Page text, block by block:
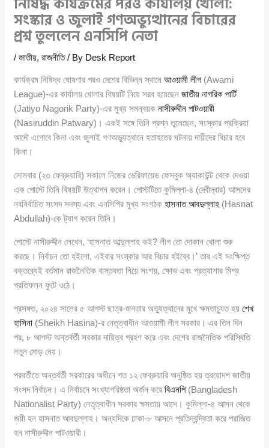
সংস্কার ও জুলাই গণঅভ্যুত্থানের বিচারের
প্রশ্ন তুললেন এনসিপি নেতা
/জাতীয়,রাজনীতি/ By Desk Report
কার্যক্রম নিষিদ্ধ ঘোষণার পরও দেশের বিভিন্ন স্থানেআওয়ামী লীগ (Awami
League)-এর কার্যালয় খোলার বিষয়টি নিয়ে সরব হয়েছেনজাতীয় নাগরিক পার্টি
(Jatiyo Nagorik Party)-এর মুখ্য সমন্বয়কনাসীরুদ্দীন পাটওয়ারী
(Nasiruddin Patwary)। একই সঙ্গে তিনি প্রশ্ন তুলেছেন, সংস্কার প্রক্রিয়া
আদৌ এগোবে কিনা এবং জুলাই গণঅভ্যুত্থানে হতাহতের ঘটনায় দায়ীদের বিচার হবে
কিনা।
সোমবার (২৩ ফেব্রুয়ারি) সকালে নিজের ভেরিফায়েড ফেসবুক অ্যাকাউন্ট থেকে দেওয়া
এক পোস্টে তিনি বিষয়টি উত্থাপন করেন। পোস্টটিতে কুমিল্লা-৪ (দেবীদ্বার) আসনের
নবনির্বাচিত সংসদ সদস্য এবং এনসিপির মুখ্য সংগঠকহাসনাত আবদুল্লাহ (Hasnat
Abdullah)-কে ট্যাগ করেন তিনি।
পোস্টে নাসীরুদ্দীন লেখেন, ‘হাসনাত আব্দুল্লাহ কই? লীগ তো দোকান খোলা শুরু
করছে। নির্বাচন তো হইলো, এইবার সংস্কার আর বিচার হইব্বে।’ তার এই সংক্ষিপ্ত
বক্তব্যেই বর্তমান রাজনৈতিক বাস্তবতা নিয়ে সংশয়, ক্ষোভ এবং প্রত্যাশার মিশ্র
প্রতিফলন ফুটে ওঠে।
প্রসঙ্গত, ২০২৪ সালের ৫ আগস্ট ছাত্র-জনতার অভ্যুত্থানের মুখে ক্ষমতাচ্যুত হয়শেখ
হাসিনা (Sheikh Hasina)-র নেতৃত্বাধীন আওয়ামী লীগ সরকার। এর তিন দিন
পর, ৮ আগস্ট অন্তর্বর্তী সরকার দায়িত্ব গ্রহণ করে এবং দেশের রাজনৈতিক পরিস্থিতি
নতুন মোড় নেয়।
পরবর্তীতে অন্তর্বর্তী সরকারের অধীনে গত ১২ ফেব্রুয়ারি অনুষ্ঠিত হয় ত্রয়োদশ জাতীয়
সংসদ নির্বাচন। এ নির্বাচনে সংখ্যাগরিষ্ঠতা অর্জন করেবিএনপি(Bangladesh
Nationalist Party) নেতৃত্বাধীন সরকার ক্ষমতায় আসে। কুমিল্লা-৪ আসন থেকে
জয়ী হন হাসনাত আবদুল্লাহ। অন্যদিকে ঢাকা-৮ আসনে প্রতিদ্বন্দ্বিতা করে পরাজিত
হন নাসীরুদ্দীন পাটওয়ারী।